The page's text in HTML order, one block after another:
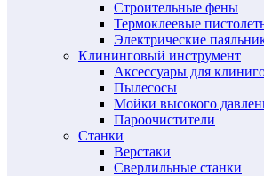
Строительные фены
Термоклеевые
Электрические
Клининговый инструмент
Аксессуары для
Пылесосы
Мойки высокого
Пароочистители
Станки
Верстаки
Сверлильные станки